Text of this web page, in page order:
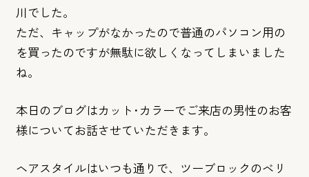
川でした。
ただ、
キャップがなかったので普通のパソコン用の
を買ったのですが無駄に欲しくなってしまいました
ね。
本日のブログはカット･ カラーでご来店の男性のお客
様についてお話させていただきます。
ヘアスタイルはいつも通りで、
ツーブロックのベリ